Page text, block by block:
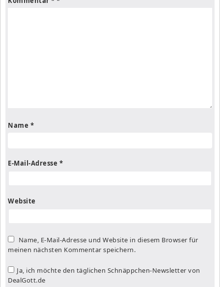
Name *
E-Mail-Adresse *
Website
Name, E-Mail-Adresse und Website in diesem Browser für
meinen nächsten Kommentar speichern.
Ja, ich möchte den täglichen Schnäppchen-Newsletter von
DealGott.de